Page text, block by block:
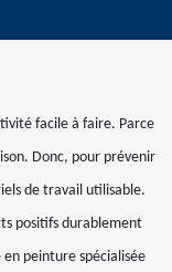
facile à faire. Parce
Donc, pour prévenir
de travail utilisable.
positifs durablement
peinture spécialisée